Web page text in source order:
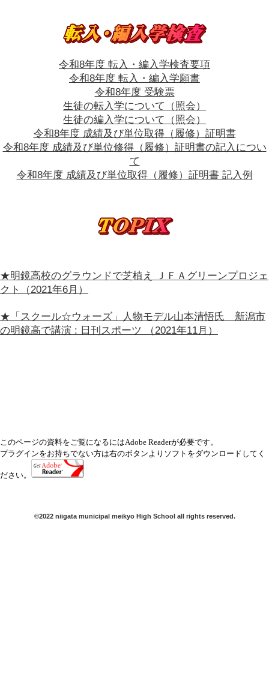
令和8年度 転入・編入学検査要項
令和8年度 転入・編入学願書
令和8年度 受験票
生徒の転入学について（照会）
生徒の編入学について（照会）
令和8年度 成績及び単位取得（履修）証明書
令和8年度 成績及び単位修得（履修）証明書の記入につい
て
令和8年度 成績及び単位取得（履修）証明書 記入例
★明鏡高校のグラウンドで芝植え ＪＦＡグリーンプロジェ
クト（2021年6月）
★「スクール☆ウォーズ」人物モデル山本清悟氏 新潟市
の明鏡高で講演 : 日刊スポーツ （2021年11月）
このページの資料をご覧になるにはAdobe Readerが必要です。
プラグインをお持ちでない方は右のボタンよりソフトをダウンロードしてく
ださい。
©2022 niigata municipal meikyo High School all rights reserved.